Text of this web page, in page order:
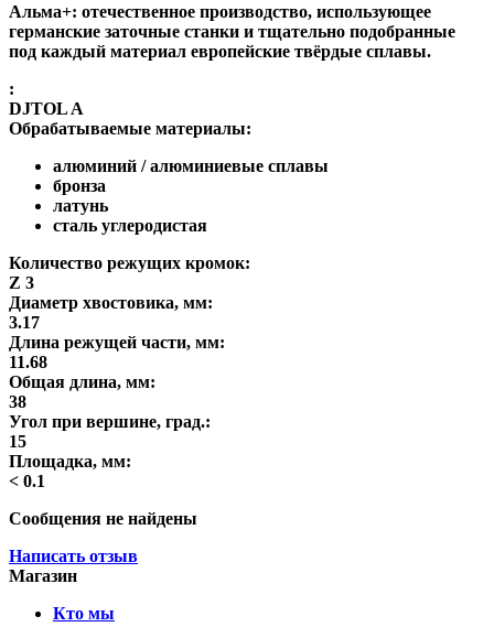
Альма+: отечественное производство, использующее
германские заточные станки и тщательно подобранные
под каждый материал европейские твёрдые сплавы.
:
DJTOL A
Обрабатываемые материалы:
алюминий / алюминиевые сплавы
бронза
латунь
сталь углеродистая
Количество режущих кромок:
Z 3
Диаметр хвостовика, мм:
3.17
Длина режущей части, мм:
11.68
Общая длина, мм:
38
Угол при вершине, град.:
15
Площадка, мм:
< 0.1
Сообщения не найдены
Написать отзыв
Магазин
Кто мы